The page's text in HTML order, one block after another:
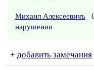
Михаил Алексеевичъ
нарушении
+ добавить замечания